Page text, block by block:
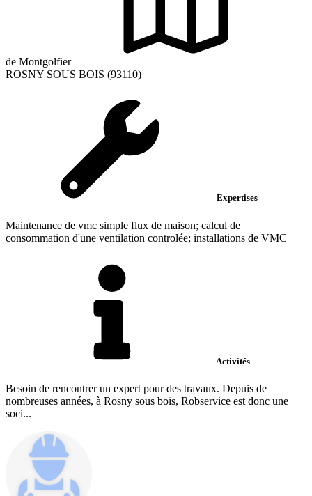
de Montgolfier
ROSNY SOUS BOIS (93110)
Expertises
Maintenance de vmc simple flux de maison; calcul de
consommation d'une ventilation controlée; installations de VMC
Activités
Besoin de rencontrer un expert pour des travaux. Depuis de
nombreuses années, à Rosny sous bois, Robservice est donc une
soci...